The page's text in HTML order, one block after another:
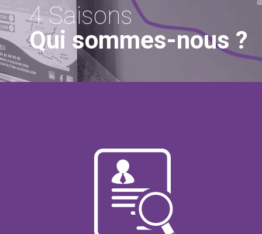
4 Saisons
Qui sommes-nous ?